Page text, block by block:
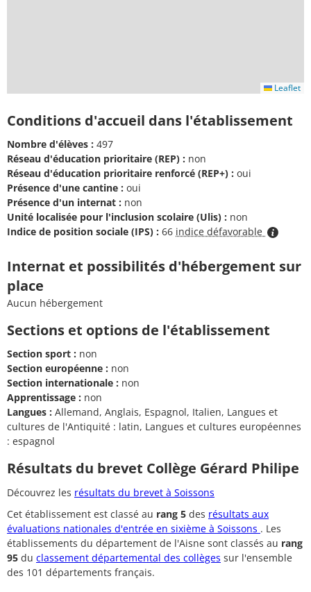
Leaflet
Conditions d'accueil dans l'établissement
Nombre d'élèves : 497
Réseau d'éducation prioritaire (REP) : non
Réseau d'éducation prioritaire renforcé (REP+) : oui
Présence d'une cantine : oui
Présence d'un internat : non
Unité localisée pour l'inclusion scolaire (Ulis) : non
Indice de position sociale (IPS) : 66 indice défavorable
Internat et possibilités d'hébergement sur
place
Aucun hébergement
Sections et options de l'établissement
Section sport : non
Section européenne : non
Section internationale : non
Apprentissage : non
Langues : Allemand, Anglais, Espagnol, Italien, Langues et
cultures de l'Antiquité : latin, Langues et cultures européennes
: espagnol
Résultats du brevet Collège Gérard Philipe
Découvrez les résultats du brevet à Soissons
Cet établissement est classé au rang 5 des résultats aux
évaluations nationales d'entrée en sixième à Soissons . Les
établissements du département de l'Aisne sont classés au rang
95 du classement départemental des collèges sur l'ensemble
des 101 départements français.